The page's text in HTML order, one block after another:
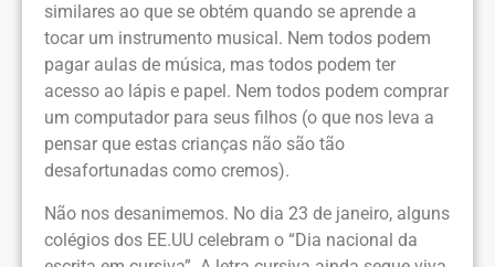
similares ao que se obtém quando se aprende a
tocar um instrumento musical. Nem todos podem
pagar aulas de música, mas todos podem ter
acesso ao lápis e papel. Nem todos podem comprar
um computador para seus filhos (o que nos leva a
pensar que estas crianças não são tão
desafortunadas como cremos).
Não nos desanimemos. No dia 23 de janeiro, alguns
colégios dos EE.UU celebram o “Dia nacional da